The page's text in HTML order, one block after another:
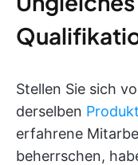
Stellen Sie sich
derselben
erfahrene
beherrschen,